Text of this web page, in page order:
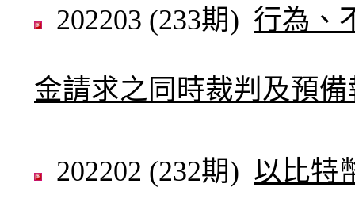
202203 (233期) 行為、
金請求之同時裁判及預備
202202 (232期) 以比特